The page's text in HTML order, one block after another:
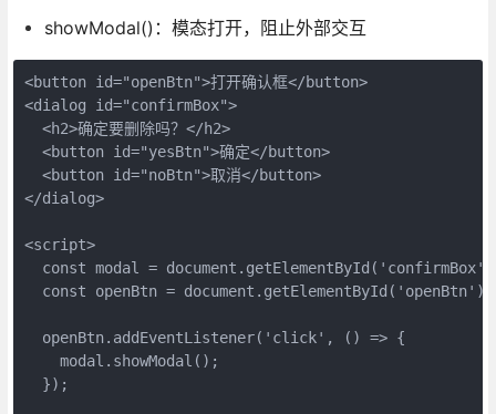
showModal()：模态打开，阻止外部交互
<button id="openBtn">打开确认框</button>
<dialog id="confirmBox">
  <h2>确定要删除吗？</h2>
  <button id="yesBtn">确定</button>
  <button id="noBtn">取消</button>
</dialog>
<script>
const modal =
  const openBtn = document.getElementById('openBtn');
  openBtn.addEventListener('click', () => {
    modal.showModal();
  });